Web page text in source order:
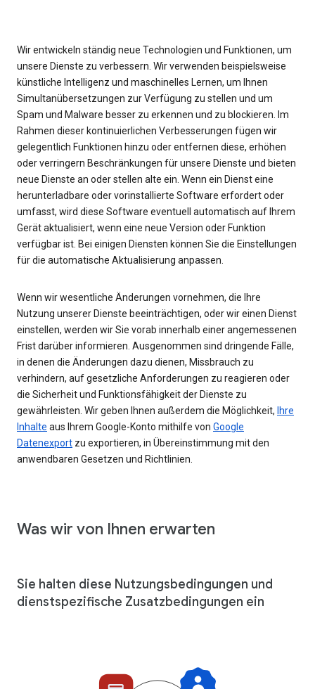
Wir entwickeln ständig neue Technologien und Funktionen, um
unsere Dienste zu verbessern. Wir verwenden beispielsweise
künstliche Intelligenz und maschinelles Lernen, um Ihnen
Simultanübersetzungen zur Verfügung zu stellen und um
Spam und Malware besser zu erkennen und zu blockieren. Im
Rahmen dieser kontinuierlichen Verbesserungen fügen wir
gelegentlich Funktionen hinzu oder entfernen diese, erhöhen
oder verringern Beschränkungen für unsere Dienste und bieten
neue Dienste an oder stellen alte ein. Wenn ein Dienst eine
herunterladbare oder vorinstallierte Software erfordert oder
umfasst, wird diese Software eventuell automatisch auf Ihrem
Gerät aktualisiert, wenn eine neue Version oder Funktion
verfügbar ist. Bei einigen Diensten können Sie die Einstellungen
für die automatische Aktualisierung anpassen.
Wenn wir wesentliche Änderungen vornehmen, die Ihre
Nutzung unserer Dienste beeinträchtigen, oder wir einen Dienst
einstellen, werden wir Sie vorab innerhalb einer angemessenen
Frist darüber informieren. Ausgenommen sind dringende Fälle,
in denen die Änderungen dazu dienen, Missbrauch zu
verhindern, auf gesetzliche Anforderungen zu reagieren oder
die Sicherheit und Funktionsfähigkeit der Dienste zu
gewährleisten. Wir geben Ihnen außerdem die Möglichkeit, Ihre
Inhalte aus Ihrem Google-Konto mithilfe von Google
Datenexport zu exportieren, in Übereinstimmung mit den
anwendbaren Gesetzen und Richtlinien.
Was wir von Ihnen erwarten
Sie halten diese Nutzungsbedingungen und
dienstspezifische Zusatzbedingungen ein